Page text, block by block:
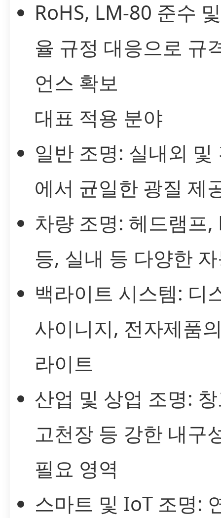
RoHS, LM-80 준수
율 규정 대응으로 규
언스 확보
대표 적용 분야
일반 조명: 실내외 및
에서 균일한 광질 제
차량 조명: 헤드램프,
등, 실내 등 다양한
백라이트 시스템: 디
사이니지, 전자제품
라이트
산업 및 상업 조명:
고천장 등 강한 내구
필요 영역
스마트 및 IoT 조명: